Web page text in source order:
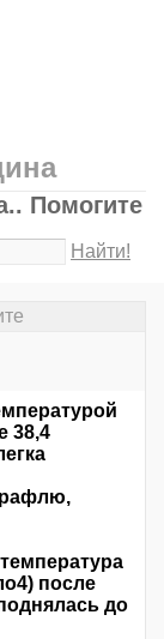
Помогите
Найти!
38,4
после
до